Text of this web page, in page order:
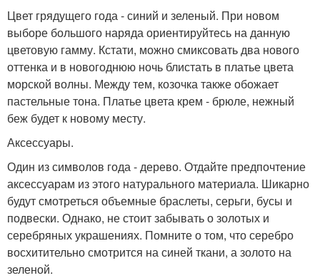
Цвет грядущего года - синий и зеленый. При новом
выборе большого наряда ориентируйтесь на данную
цветовую гамму. Кстати, можно смиксовать два нового
оттенка и в новогоднюю ночь блистать в платье цвета
морской волны. Между тем, козочка также обожает
пастельные тона. Платье цвета крем - брюле, нежный
беж будет к новому месту.
Аксессуары.
Один из символов года - дерево. Отдайте предпочтение
аксессуарам из этого натурального материала. Шикарно
будут смотреться объемные браслеты, серьги, бусы и
подвески. Однако, не стоит забывать о золотых и
серебряных украшениях. Помните о том, что серебро
восхитительно смотрится на синей ткани, а золото на
зеленой.